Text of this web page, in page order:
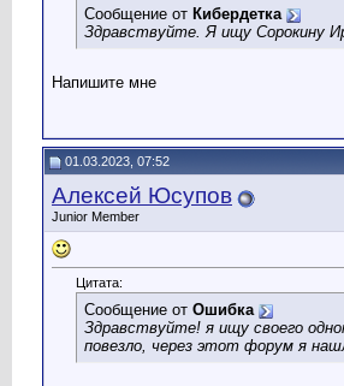
Сообщение от Кибердетка
Здравствуйте. Я ищу Сорокину
Напишите мне
01.03.2023, 07:52
Алексей Юсупов
Junior Member
Цитата:
Сообщение от Ошибка
Здравствуйте! я ищу своего
повезло, через этот форум я